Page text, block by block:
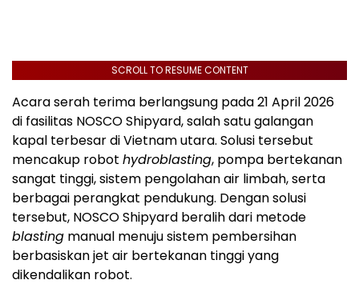
SCROLL TO RESUME CONTENT
Acara serah terima berlangsung pada 21 April 2026
di fasilitas NOSCO Shipyard, salah satu galangan
kapal terbesar di Vietnam utara. Solusi tersebut
mencakup robot hydroblasting, pompa bertekanan
sangat tinggi, sistem pengolahan air limbah, serta
berbagai perangkat pendukung. Dengan solusi
tersebut, NOSCO Shipyard beralih dari metode
blasting manual menuju sistem pembersihan
berbasiskan jet air bertekanan tinggi yang
dikendalikan robot.